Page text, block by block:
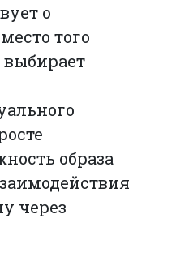
о
того
выбирает
образа
через